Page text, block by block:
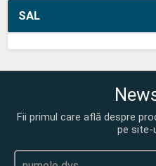
SAL
Fii primul care află despre
pe site-